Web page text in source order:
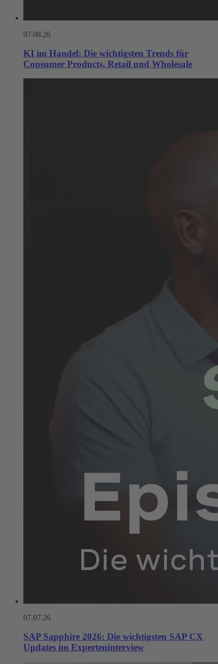
07.08.26
KI im Handel: Die wichtigsten Trends für
Consumer Products, Retail und Wholesale
07.07.26
SAP Sapphire 2026: Die wichtigsten SAP CX
Updates im Experteninterview